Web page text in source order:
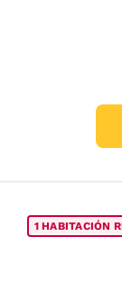
1 HABITACIÓN